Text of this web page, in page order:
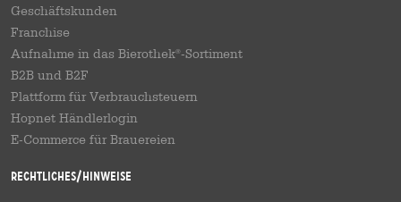
Geschäftskunden
Franchise
Aufnahme in das Bierothek®-Sortiment
B2B und B2F
Plattform für Verbrauchsteuern
Hopnet Händlerlogin
E-Commerce für Brauereien
Rechtliches/Hinweise